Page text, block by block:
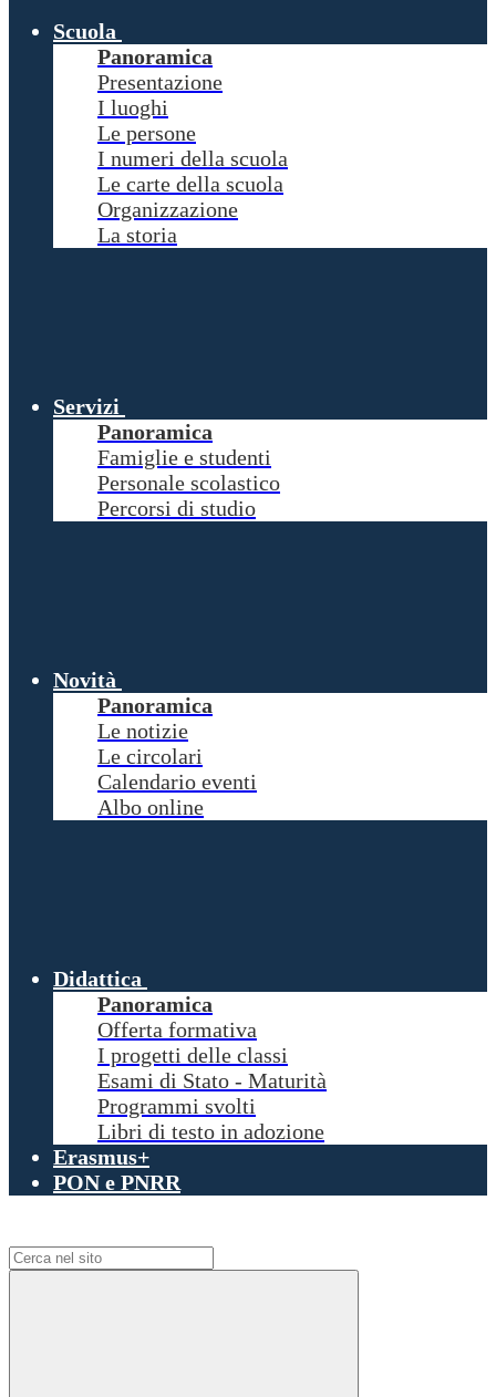
Scuola
Panoramica
Presentazione
I luoghi
Le persone
I numeri della scuola
Le carte della scuola
Organizzazione
La storia
Servizi
Panoramica
Famiglie e studenti
Personale scolastico
Percorsi di studio
Novità
Panoramica
Le notizie
Le circolari
Calendario eventi
Albo online
Didattica
Panoramica
Offerta formativa
I progetti delle classi
Esami di Stato - Maturità
Programmi svolti
Libri di testo in adozione
Erasmus+
PON e PNRR